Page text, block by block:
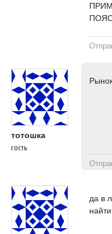
тотошка
гость
да в